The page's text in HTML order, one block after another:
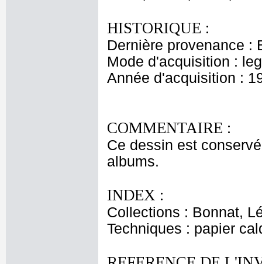
HISTORIQUE :
Dernière provenance :
Mode d'acquisition :
Année d'acquisition :
COMMENTAIRE :
Ce dessin est
albums.
INDEX :
Collections : Bonnat,
Techniques : papier